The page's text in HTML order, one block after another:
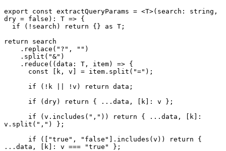
export const extractQueryParams = <T>(search: string,
dry = false): T => {
  if (!search) return {} as T;
return search
    .replace("?", "")
    .split("&")
    .reduce((data: T, item) => {
      const [k, v] = item.split("=");
      if (!k || !v) return data;
      if (dry) return { ...data, [k]: v };
v.split(",") };
...data, [k]: v === "true" };